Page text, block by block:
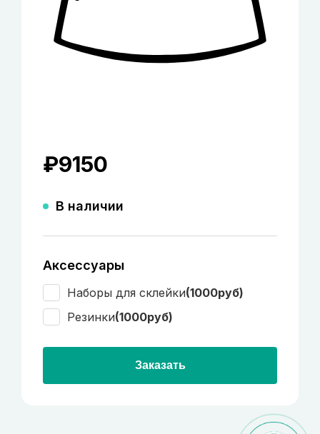
₽9150
В наличии
Аксессуары
Наборы для склейки(1000руб)
Резинки(1000руб)
Заказать